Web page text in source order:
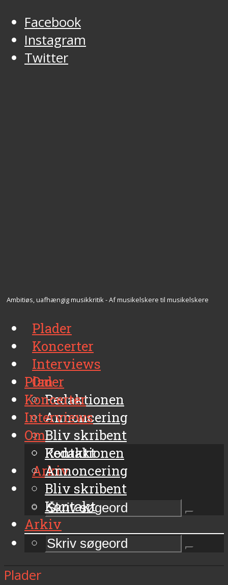
Facebook
Instagram
Twitter
Ambitiøs, uafhængig musikkritik - Af musikelskere til musikelskere
Plader
Koncerter
Interviews
Om
Redaktionen
Annoncering
Bliv skribent
Kontakt
Arkiv
Plader
Koncerter
Interviews
Om
Redaktionen
Annoncering
Bliv skribent
Kontakt
Arkiv
Plader